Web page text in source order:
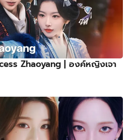
Zhaoyang | องค์หญิงเจา